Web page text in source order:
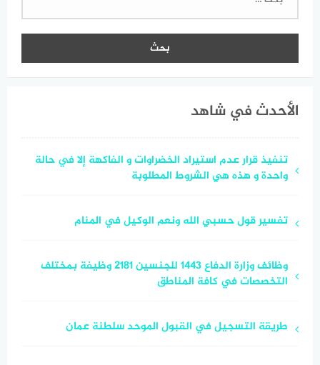
الأحدث في شاهد
تنفيذ قرار عدم استيراد الخضراوات و الفاكهة إلا في حالة
واحدة و هذه هي الشروط المطلوبة
تفسير قول حسبي الله ونعم الوكيل في المنام
وظائف وزارة الدفاع 1443 للجنسين 2181 وظيفة بمختلف
التخصصات في كافة المناطق
طريقة التسجيل في القبول الموحد سلطنة عمان